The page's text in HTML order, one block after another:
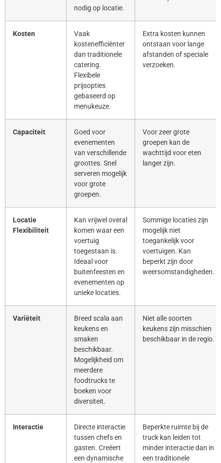
nodig op locatie.
Kosten
Vaak
kostenefficiënter
dan traditionele
catering.
Flexibele
prijsopties
gebaseerd op
menukeuze.
Extra kosten kunnen
ontstaan voor lange
afstanden of speciale
verzoeken.
Capaciteit
Goed voor
evenementen
van verschillende
groottes. Snel
serveren mogelijk
voor grote
groepen.
Voor zeer grote
groepen kan de
wachttijd voor eten
langer zijn.
Locatie
Flexibiliteit
Kan vrijwel overal
komen waar een
voertuig
toegestaan is.
Ideaal voor
buitenfeesten en
evenementen op
unieke locaties.
Sommige locaties zijn
mogelijk niet
toegankelijk voor
voertuigen. Kan
beperkt zijn door
weersomstandigheden.
Variëteit
Breed scala aan
keukens en
smaken
beschikbaar.
Mogelijkheid om
meerdere
foodtrucks te
boeken voor
diversiteit.
Niet alle soorten
keukens zijn misschien
beschikbaar in de regio.
Interactie
Directe interactie
tussen chefs en
gasten. Creëert
een dynamische
Beperkte ruimte bij de
truck kan leiden tot
minder interactie dan in
een traditionele